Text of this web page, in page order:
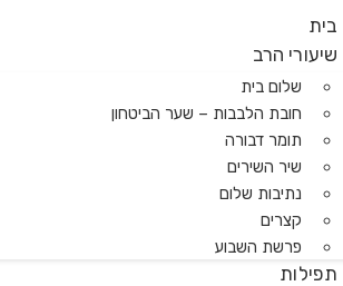
בית
שיעורי הרב
שלום בית
חובת הלבבות – שער הביטחון
תומר דבורה
שיר השירים
נתיבות שלום
קצרים
פרשת השבוע
תפילות